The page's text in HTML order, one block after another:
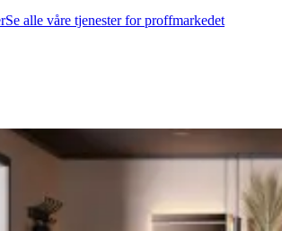
Se alle våre tjenester for proffmarkedet